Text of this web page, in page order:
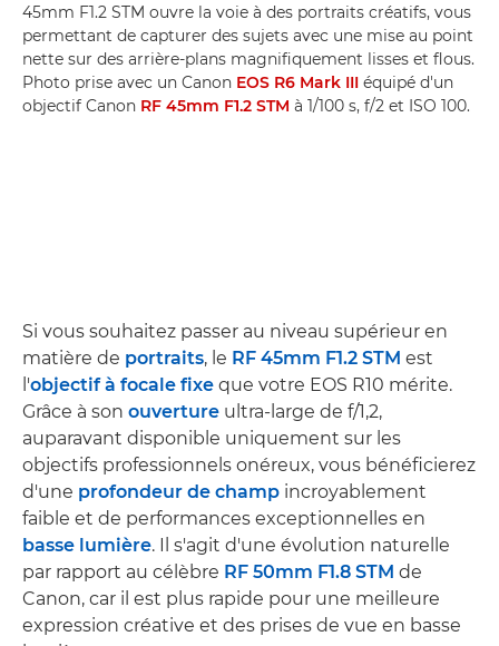
45mm F1.2 STM ouvre la voie à des portraits créatifs, vous
permettant de capturer des sujets avec une mise au point
nette sur des arrière-plans magnifiquement lisses et flous.
Photo prise avec un Canon EOS R6 Mark III équipé d'un
objectif Canon RF 45mm F1.2 STM à 1/100 s, f/2 et ISO 100.
Si vous souhaitez passer au niveau supérieur en
matière de portraits, le RF 45mm F1.2 STM est
l'objectif à focale fixe que votre EOS R10 mérite.
Grâce à son ouverture ultra-large de f/1,2,
auparavant disponible uniquement sur les
objectifs professionnels onéreux, vous bénéficierez
d'une profondeur de champ incroyablement
faible et de performances exceptionnelles en
basse lumière. Il s'agit d'une évolution naturelle
par rapport au célèbre RF 50mm F1.8 STM de
Canon, car il est plus rapide pour une meilleure
expression créative et des prises de vue en basse